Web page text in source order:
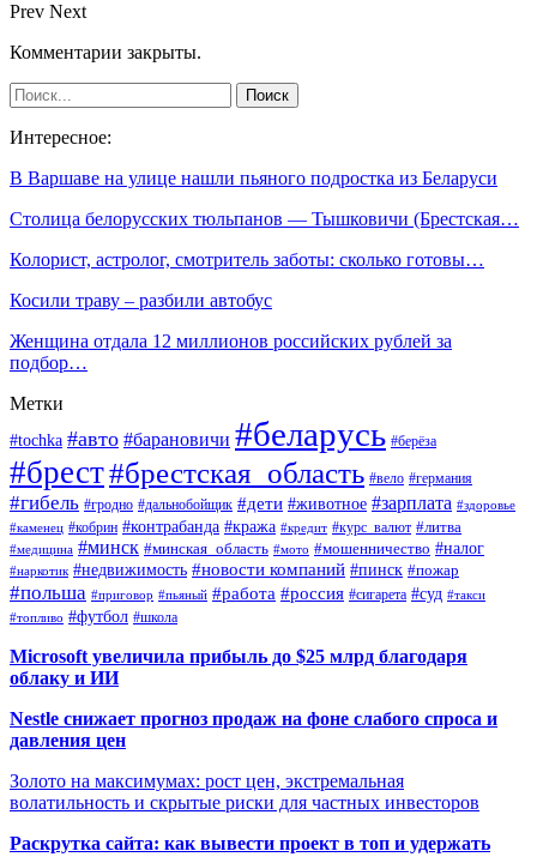
Prev Next
Комментарии закрыты.
Интересное:
В Варшаве на улице нашли пьяного подростка из Беларуси
Столица белорусских тюльпанов — Тышковичи (Брестская…
Колорист, астролог, смотритель заботы: сколько готовы…
Косили траву – разбили автобус
Женщина отдала 12 миллионов российских рублей за
подбор…
Метки
#tochka #авто #барановичи #беларусь #берёза
#брест#брестская_область #вело #германия
#гибель #гродно #дальнобойщик #дети #животное #зарплата #здоровье
#каменец #кобрин #контрабанда #кража #кредит #курс_валют #литва
#медицина #минск #минская_область #мото #мошенничество #налог
#наркотик #недвижимость #новости компаний #пинск #пожар
#польша #приговор #пьяный #работа #россия #сигарета #суд #такси
#топливо #футбол #школа
Microsoft увеличила прибыль до $25 млрд благодаря
облаку и ИИ
Nestle снижает прогноз продаж на фоне слабого спроса и
давления цен
Золото на максимумах: рост цен, экстремальная
волатильность и скрытые риски для частных инвесторов
Раскрутка сайта: как вывести проект в топ и удержать